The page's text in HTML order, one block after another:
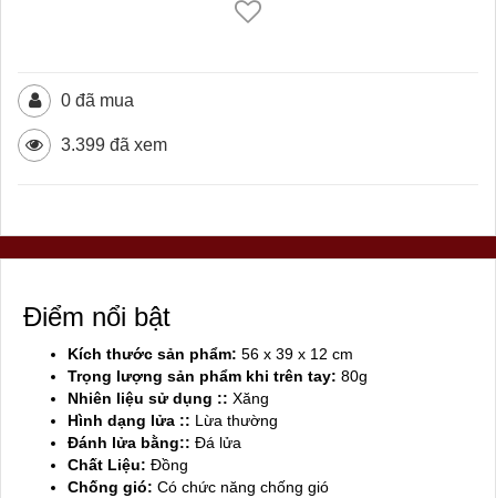
0 đã mua
3.399 đã xem
Điểm nổi bật
Kích thước sản phẩm: 56 x 39 x 12 cm
Trọng lượng sản phẩm khi trên tay: 80g
Nhiên liệu sử dụng :: Xăng
Hình dạng lửa :: Lừa thường
Đánh lửa bằng:: Đá lửa
Chất Liệu: Đồng
Chống gió: Có chức năng chống gió